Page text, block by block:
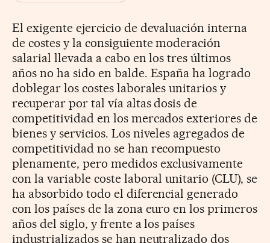
El exigente ejercicio de devaluación interna
de costes y la consiguiente moderación
salarial llevada a cabo en los tres últimos
años no ha sido en balde. España ha logrado
doblegar los costes laborales unitarios y
recuperar por tal vía altas dosis de
competitividad en los mercados exteriores de
bienes y servicios. Los niveles agregados de
competitividad no se han recompuesto
plenamente, pero medidos exclusivamente
con la variable coste laboral unitario (CLU), se
ha absorbido todo el diferencial generado
con los países de la zona euro en los primeros
años del siglo, y frente a los países
industrializados se han neutralizado dos